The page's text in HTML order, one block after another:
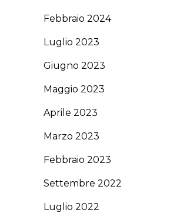
Febbraio 2024
Luglio 2023
Giugno 2023
Maggio 2023
Aprile 2023
Marzo 2023
Febbraio 2023
Settembre 2022
Luglio 2022